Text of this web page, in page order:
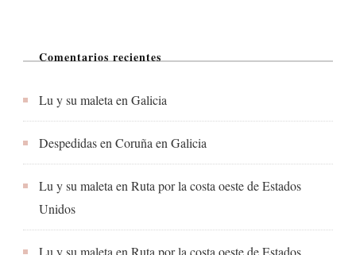
Comentarios recientes
Lu y su maleta en Galicia
Despedidas en Coruña en Galicia
Lu y su maleta en Ruta por la costa oeste de Estados
Unidos
Lu y su maleta en Ruta por la costa oeste de Estados